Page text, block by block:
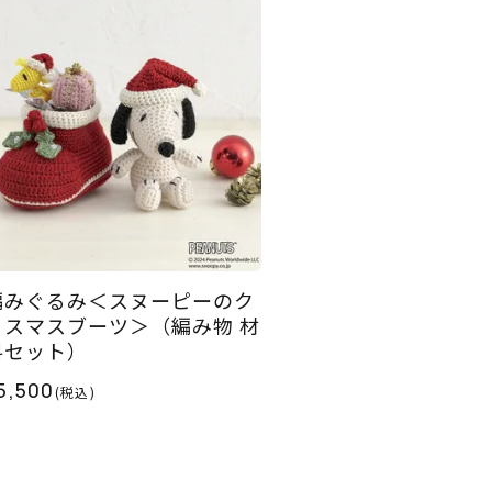
ぐるみ＜スヌーピーのク
スマスブーツ＞（編み物 材
ット）
(税込)